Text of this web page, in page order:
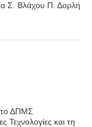
Σ. Βλάχου Π. Δορλή
το ΔΠΜΣ
και τη